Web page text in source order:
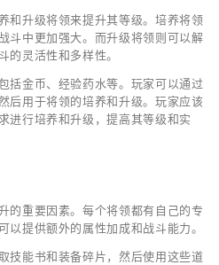
和升级将领来提升其等级。培养将领
斗中更加强大。而升级将领则可以解
的灵活性和多样性。
括金币、经验药水等。玩家可以通过
后用于将领的培养和升级。玩家应该
进行培养和升级，提高其等级和实
的重要因素。每个将领都有自己的专
以提供额外的属性加成和战斗能力。
技能书和装备碎片，然后使用这些道